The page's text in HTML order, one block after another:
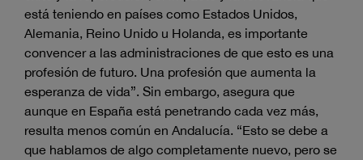
está teniendo en países como Estados Unidos,
Alemania, Reino Unido u Holanda, es importante
convencer a las administraciones de que esto es una
profesión de futuro. Una profesión que aumenta la
esperanza de vida”. Sin embargo, asegura que
aunque en España está penetrando cada vez más,
resulta menos común en Andalucía. “Esto se debe a
que hablamos de algo completamente nuevo, pero se